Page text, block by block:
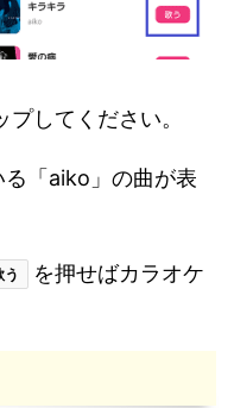
プしてください。
「aiko」の曲が表
う
を押せばカラオケ